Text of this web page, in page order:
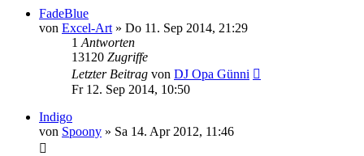
FadeBlue
von Excel-Art » Do 11. Sep 2014, 21:29
1 Antworten
13120 Zugriffe
Letzter Beitrag von DJ Opa Günni
Fr 12. Sep 2014, 10:50
Indigo
von Spoony » Sa 14. Apr 2012, 11:46